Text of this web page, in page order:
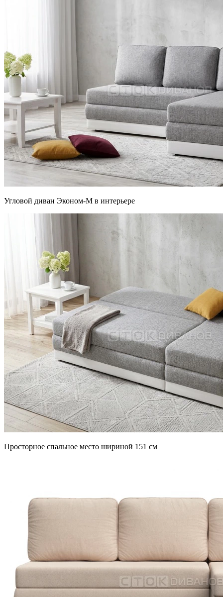
Угловой диван Эконом-М в интерьере
Просторное спальное место шириной 151 см